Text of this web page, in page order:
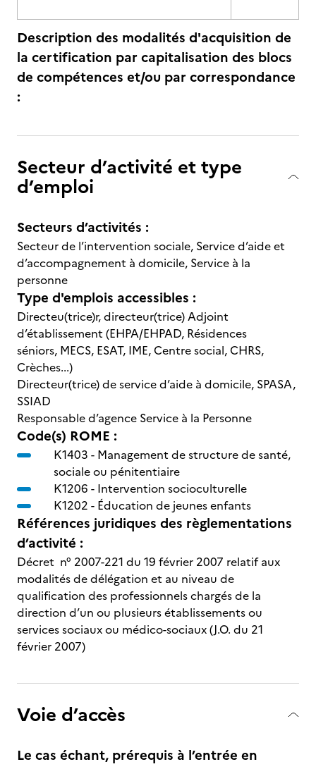
Description des modalités d'acquisition de
la certification par capitalisation des blocs
de compétences et/ou par correspondance
:
Secteur d’activité et type
d’emploi
Secteurs d’activités :
Secteur de l’intervention sociale, Service d’aide et
d’accompagnement à domicile, Service à la
personne
Type d'emplois accessibles :
Directeu(trice)r, directeur(trice) Adjoint
d’établissement (EHPA/EHPAD, Résidences
séniors, MECS, ESAT, IME, Centre social, CHRS,
Crèches...)
Directeur(trice) de service d’aide à domicile, SPASA,
SSIAD
Responsable d’agence Service à la Personne
Code(s) ROME :
K1403 - Management de structure de santé,
sociale ou pénitentiaire
K1206 - Intervention socioculturelle
K1202 - Éducation de jeunes enfants
Références juridiques des règlementations
d’activité :
Décret n° 2007-221 du 19 février 2007 relatif aux
modalités de délégation et au niveau de
qualification des professionnels chargés de la
direction d’un ou plusieurs établissements ou
services sociaux ou médico-sociaux (J.O. du 21
février 2007)
Voie d’accès
Le cas échant, prérequis à l’entrée en